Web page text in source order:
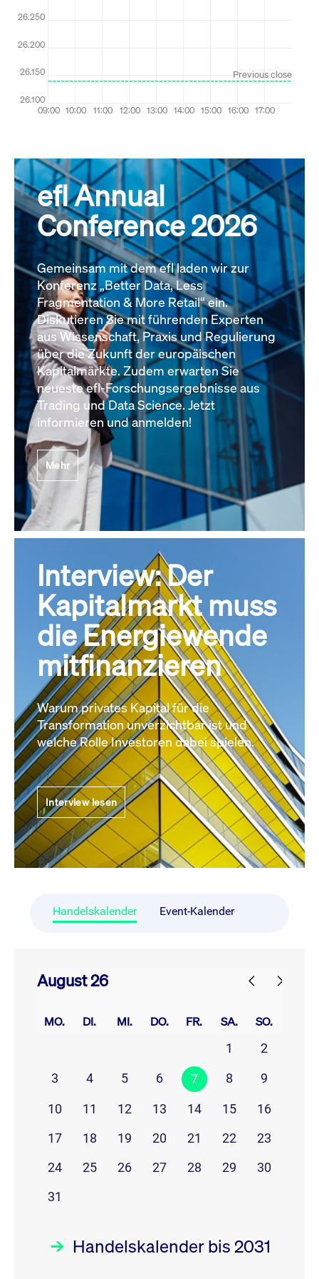
efl Annual
Conference 2026
Gemeinsam mit dem efl laden wir zur
Konferenz „Better Data, Less
Fragmentation & More Retail“ ein.
Diskutieren Sie mit führenden Experten
aus Wissenschaft, Praxis und Regulierung
über die Zukunft der europäischen
Kapitalmärkte. Zudem erwarten Sie
neueste efl-Forschungsergebnisse aus
Trading und Data Science. Jetzt
informieren und anmelden!
Mehr
Interview: Der
Kapitalmarkt muss
die Energiewende
mitfinanzieren
Warum privates Kapital für die
Transformation unverzichtbar ist und
welche Rolle Investoren dabei spielen.
Interview lesen
Handelskalender Event-Kalender
August 26
MO. DI. MI. DO. FR. SA. SO.
1
2
3
4 5 6 7 8 9
10 11 12 13 14 15
16
17
18 19 20 21 22
23
24
25 26 27 28 29
30
31
Handelskalender bis 2031